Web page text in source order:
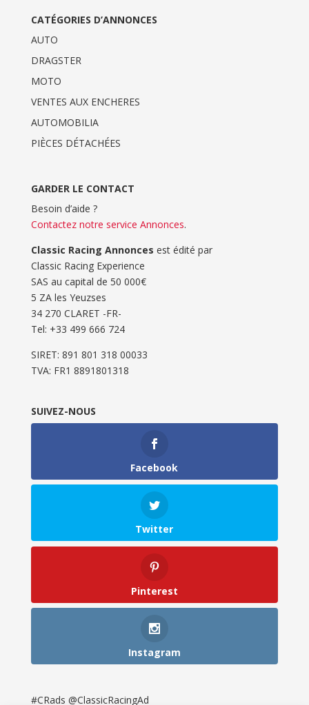
CATÉGORIES D’ANNONCES
AUTO
DRAGSTER
MOTO
VENTES AUX ENCHERES
AUTOMOBILIA
PIÈCES DÉTACHÉES
GARDER LE CONTACT
Besoin d’aide ?
Contactez notre service Annonces.
Classic Racing Annonces est édité par
Classic Racing Experience
SAS au capital de 50 000€
5 ZA les Yeuzses
34 270 CLARET -FR-
Tel: ‭+33 499 666 724‬
SIRET: 891 801 318 00033
TVA: FR1 8891801318
SUIVEZ-NOUS
Facebook
Twitter
Pinterest
Instagram
#CRads @ClassicRacingAd